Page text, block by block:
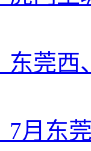
东莞
7月东